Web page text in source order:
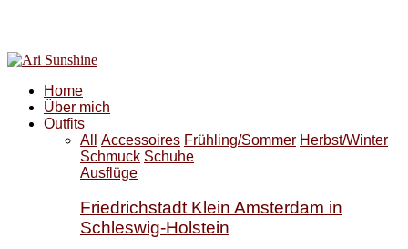
Home
Über mich
Outfits
All
Accessoires Frühling/Sommer Herbst/Winter
Schmuck Schuhe
Ausflüge
Friedrichstadt Klein Amsterdam in
Schleswig-Holstein